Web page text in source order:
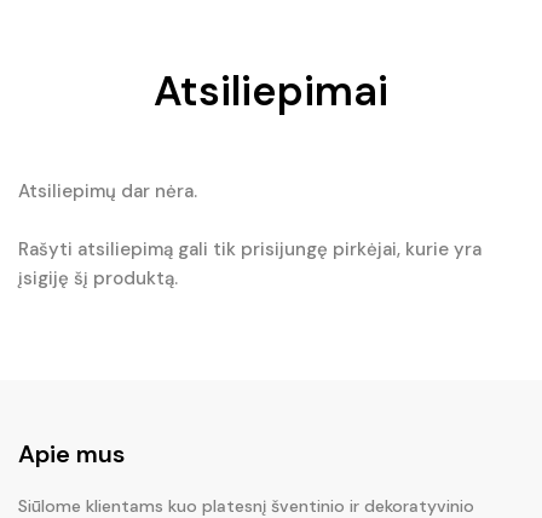
Atsiliepimai
Atsiliepimų dar nėra.
Rašyti atsiliepimą gali tik prisijungę pirkėjai, kurie yra
įsigiję šį produktą.
Apie mus
Siūlome klientams kuo platesnį šventinio ir dekoratyvinio